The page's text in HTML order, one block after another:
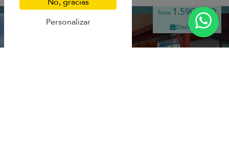
Naithon beach from 1.590 USD
per night
Discount -10%
Personalizar